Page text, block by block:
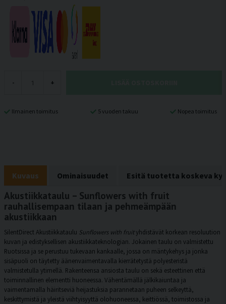
- +
Ilmainen toimitus 5 vuoden takuu Nopea toimitus
Kuvaus Ominaisuudet Esitä tuotetta koskeva
Akustiikkataulu – Sunflowers with fruit
rauhallisempaan tilaan ja pehmeämpään
akustiikkaan
SilentDirect Akustiikkataulu Sunflowers with fruityhdistävät korkean resoluution
kuvan ja edistyksellisen akustiikkateknologian. Jokainen taulu on valmistettu
Ruotsissa ja se perustuu tukevaan kankaalle, jossa on mäntykehys ja jonka
sisäpuoli on täytetty äänenvaimentavalla kierrätetystä polyesteristä
valmistetulla ytimellä. Rakenteensa ansiosta taulu on sekä esteettinen että
toiminnallinen elementti huoneessa. Vähentämällä jälkikaiuntaa ja
vaimentamalla häiritseviä heijastuksia parannetaan puheen selkeyttä,
keskittymistä ja yleistä viihtyisyyttä olohuoneessa, keittiössä, toimistossa ja